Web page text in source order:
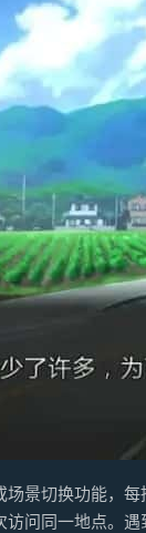
景切换功能，
问同一地点。